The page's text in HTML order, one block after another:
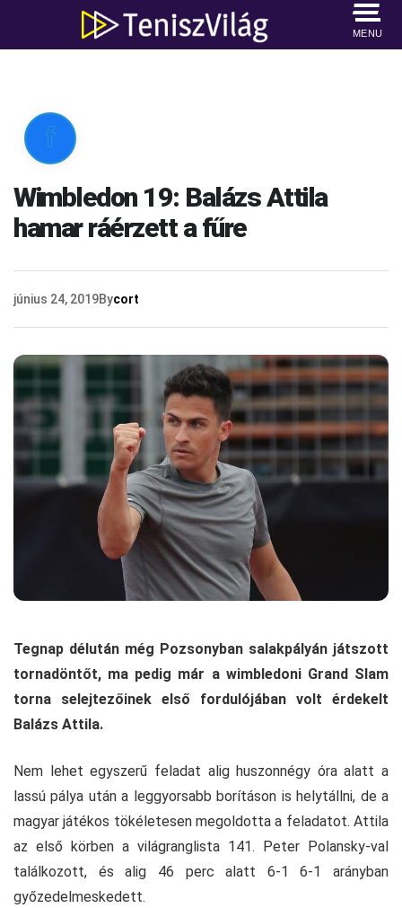
MENU

Wimbledon 19: Balázs Attila
hamar ráérzett a fűre
június 24, 2019Bycort
Tegnap délután még Pozsonyban salakpályán játszott
tornadöntőt, ma pedig már a wimbledoni Grand Slam
torna selejtezőinek első fordulójában volt érdekelt
Balázs Attila.
Nem lehet egyszerű feladat alig huszonnégy óra alatt a
lassú pálya után a leggyorsabb borításon is helytállni, de a
magyar játékos tökéletesen megoldotta a feladatot. Attila
az első körben a világranglista 141. Peter Polansky-val
találkozott, és alig 46 perc alatt 6-1 6-1 arányban
győzedelmeskedett.